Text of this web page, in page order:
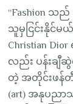
“Fashion သ
သူမှငြင်းနိုင်မယ်
Christian
လည်း ပန်းချီ
တဲ့ အတိုင်းဖန်တီ
(art) အနုပည